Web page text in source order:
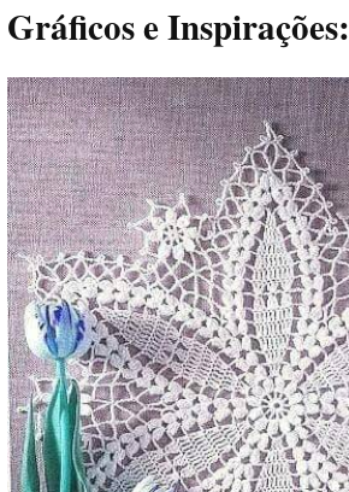
Gráficos e Inspirações: